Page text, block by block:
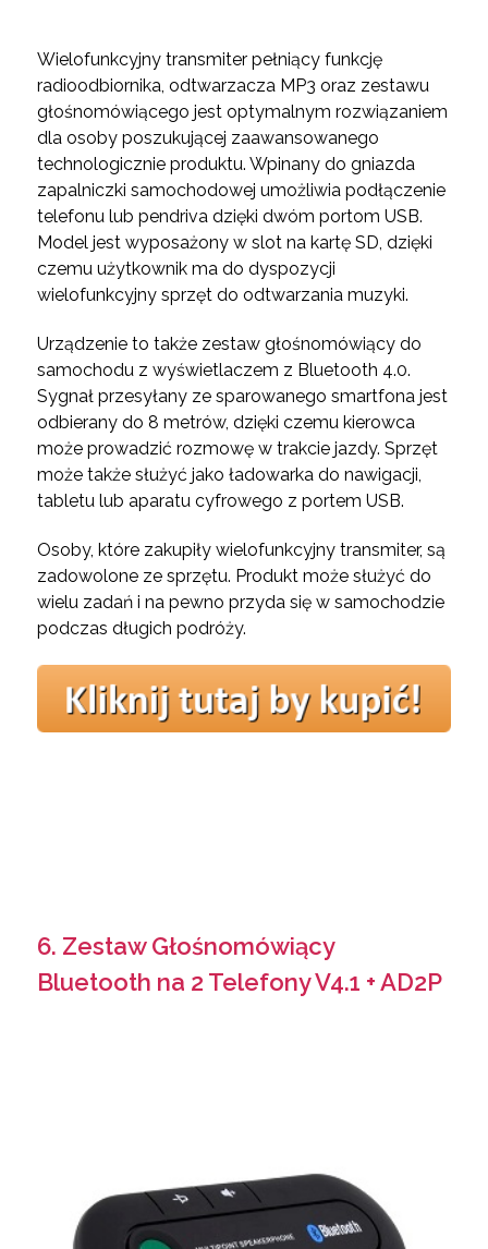
Wielofunkcyjny transmiter pełniący funkcję
radioodbiornika, odtwarzacza MP3 oraz zestawu
głośnomówiącego jest optymalnym rozwiązaniem
dla osoby poszukującej zaawansowanego
technologicznie produktu. Wpinany do gniazda
zapalniczki samochodowej umożliwia podłączenie
telefonu lub pendriva dzięki dwóm portom USB.
Model jest wyposażony w slot na kartę SD, dzięki
czemu użytkownik ma do dyspozycji
wielofunkcyjny sprzęt do odtwarzania muzyki.
Urządzenie to także zestaw głośnomówiący do
samochodu z wyświetlaczem z Bluetooth 4.0.
Sygnał przesyłany ze sparowanego smartfona jest
odbierany do 8 metrów, dzięki czemu kierowca
może prowadzić rozmowę w trakcie jazdy. Sprzęt
może także służyć jako ładowarka do nawigacji,
tabletu lub aparatu cyfrowego z portem USB.
Osoby, które zakupiły wielofunkcyjny transmiter, są
zadowolone ze sprzętu. Produkt może służyć do
wielu zadań i na pewno przyda się w samochodzie
podczas długich podróży.
6. Zestaw Głośnomówiący
Bluetooth na 2 Telefony V4.1 + AD2P